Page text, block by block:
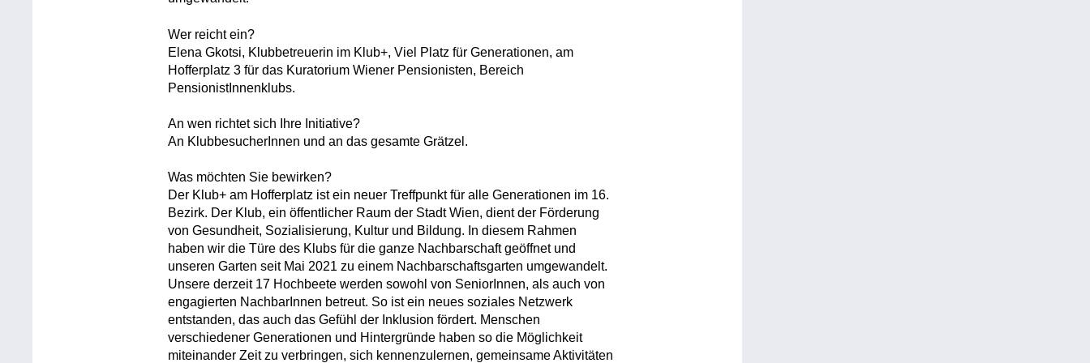
Wer reicht ein?
Elena Gkotsi, Klubbetreuerin im Klub+, Viel Platz für Generationen, am
Hofferplatz 3 für das Kuratorium Wiener Pensionisten, Bereich
PensionistInnenklubs.
An wen richtet sich Ihre Initiative?
An KlubbesucherInnen und an das gesamte Grätzel.
Was möchten Sie bewirken?
Der Klub+ am Hofferplatz ist ein neuer Treffpunkt für alle Generationen im 16.
Bezirk. Der Klub, ein öffentlicher Raum der Stadt Wien, dient der Förderung
von Gesundheit, Sozialisierung, Kultur und Bildung. In diesem Rahmen
haben wir die Türe des Klubs für die ganze Nachbarschaft geöffnet und
unseren Garten seit Mai 2021 zu einem Nachbarschaftsgarten umgewandelt.
Unsere derzeit 17 Hochbeete werden sowohl von SeniorInnen, als auch von
engagierten NachbarInnen betreut. So ist ein neues soziales Netzwerk
entstanden, das auch das Gefühl der Inklusion fördert. Menschen
verschiedener Generationen und Hintergründe haben so die Möglichkeit
miteinander Zeit zu verbringen, sich kennenzulernen, gemeinsame Aktivitäten